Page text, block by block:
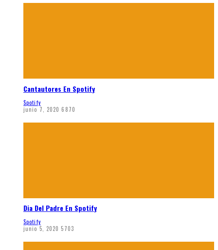
Cantautores En Spotify
Spotify
junio 7, 2020 6870
Dia Del Padre En Spotify
Spotify
junio 5, 2020 5703